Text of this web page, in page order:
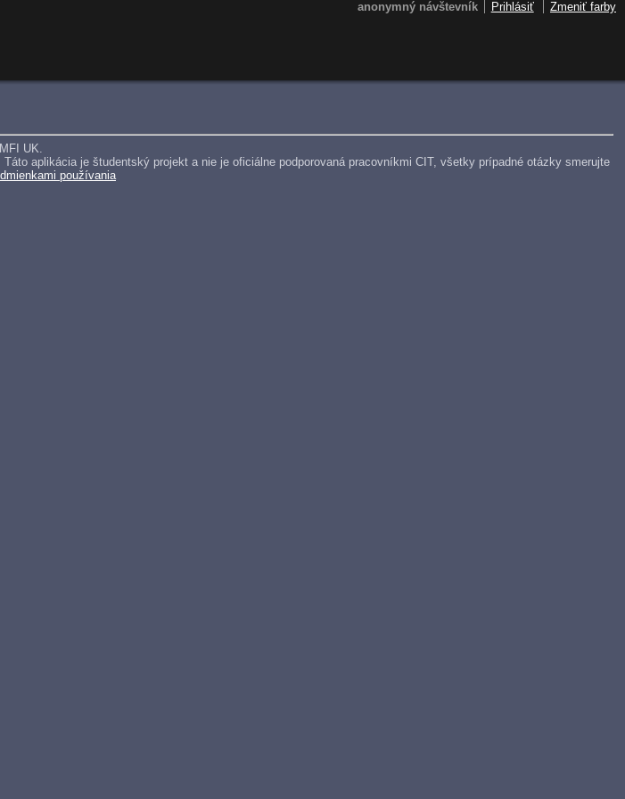
UK.
Táto aplikácia je študentský projekt a nie je oficiálne podporovaná pracovníkmi CIT, všetky prípadné otázky smerujte
používania
anonymný návštevník Prihlásiť Zmeniť farby